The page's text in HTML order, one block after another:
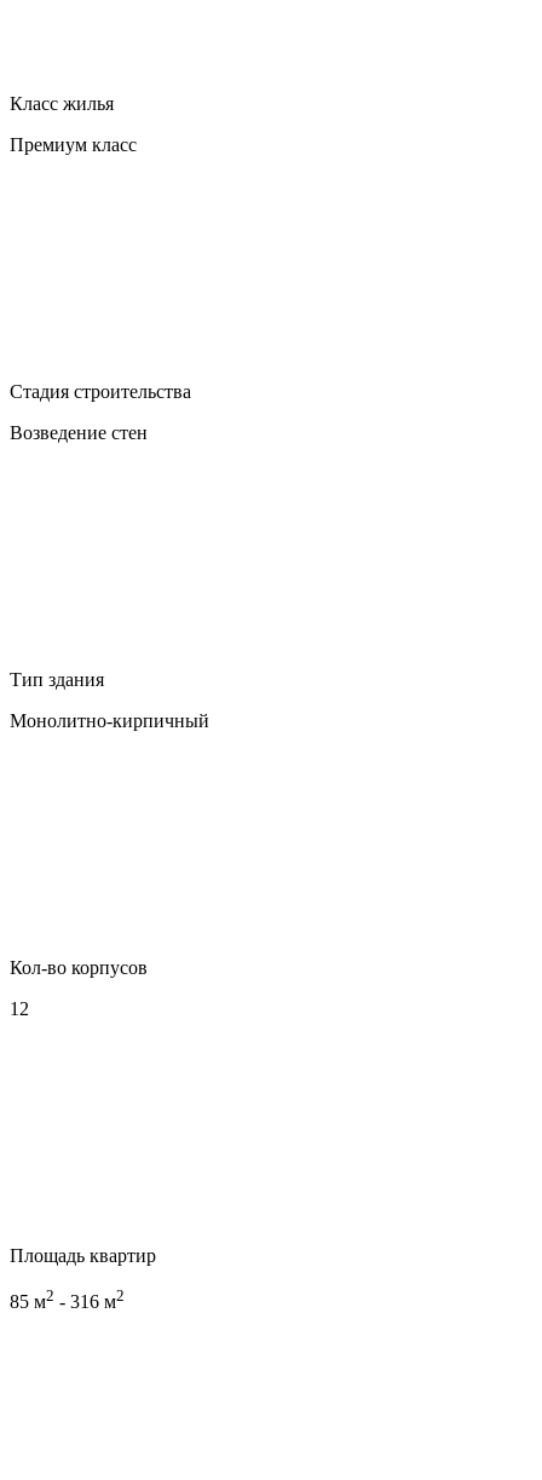
Класс жилья
Премиум класс
Стадия строительства
Возведение стен
Тип здания
Монолитно-кирпичный
Кол-во корпусов
12
Площадь квартир
85 м2 - 316 м2